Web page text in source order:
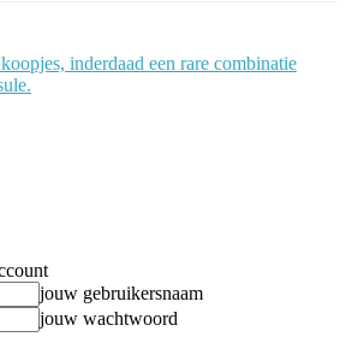
inderdaad een rare combinatie
jouw gebruikersnaam
jouw wachtwoord